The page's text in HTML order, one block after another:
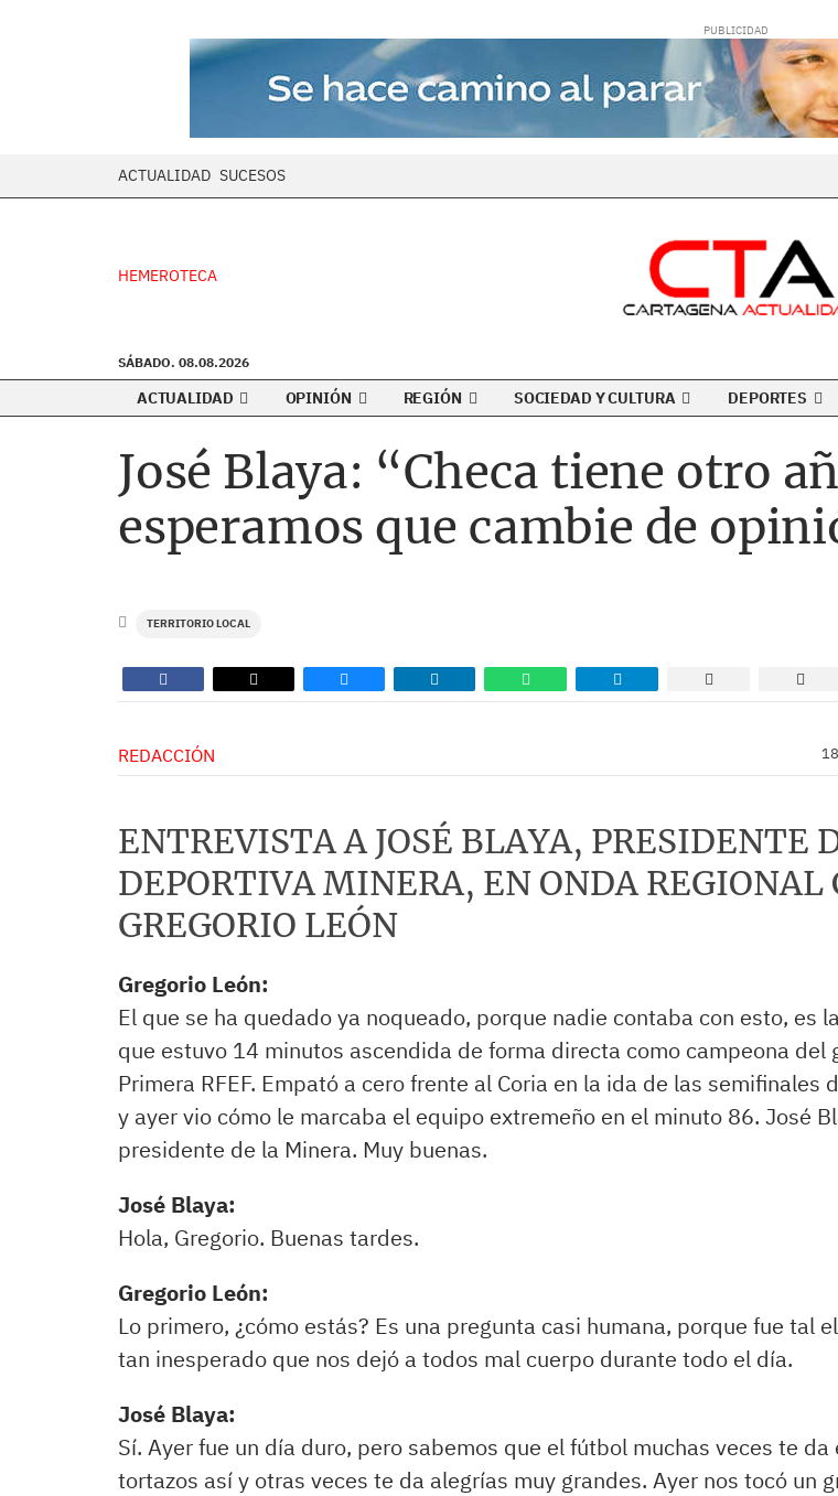
ACTUALIDAD SUCESOS
HEMEROTECA
SÁBADO. 08.08.2026
ACTUALIDAD OPINIÓN REGIÓN SOCIEDAD Y CULTURA DEPORTES
José Blaya: “Checa tiene otro
esperamos que cambie de
TERRITORIO LOCAL
REDACCIÓN
ENTREVISTA A JOSÉ BLAYA, PRESIDENTE
DEPORTIVA MINERA, EN ONDA REGIONAL
GREGORIO LEÓN
Gregorio León:
El que se ha quedado ya noqueado, porque nadie contaba con esto, es
que estuvo 14 minutos ascendida de forma directa como campeona del
Primera RFEF. Empató a cero frente al Coria en la ida de las semifinales
y ayer vio cómo le marcaba el equipo extremeño en el minuto 86. José
presidente de la Minera. Muy buenas.
José Blaya:
Hola, Gregorio. Buenas tardes.
Gregorio León:
Lo primero, ¿cómo estás? Es una pregunta casi humana, porque fue tal
tan inesperado que nos dejó a todos mal cuerpo durante todo el día.
José Blaya:
Sí. Ayer fue un día duro, pero sabemos que el fútbol muchas veces te da
tortazos así y otras veces te da alegrías muy grandes. Ayer nos tocó un